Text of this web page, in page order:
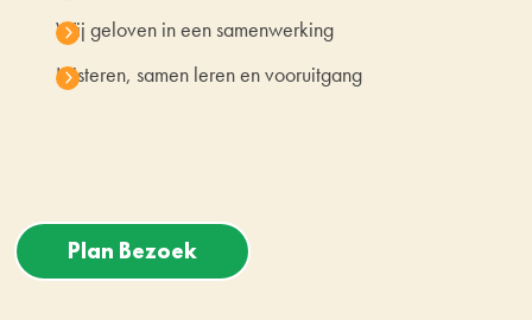
Wij geloven in een samenwerking
Luisteren, samen leren en vooruitgang
Plan Bezoek